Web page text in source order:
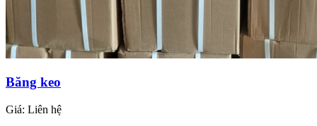
Băng keo
Giá: Liên hệ